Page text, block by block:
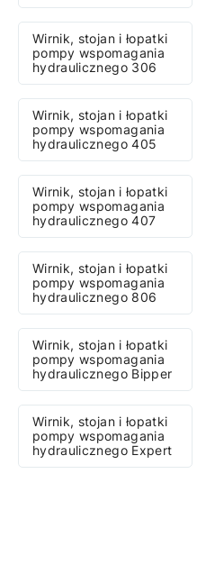
Wirnik, stojan i łopatki
pompy wspomagania
hydraulicznego 306
Wirnik, stojan i łopatki
pompy wspomagania
hydraulicznego 405
Wirnik, stojan i łopatki
pompy wspomagania
hydraulicznego 407
Wirnik, stojan i łopatki
pompy wspomagania
hydraulicznego 806
Wirnik, stojan i łopatki
pompy wspomagania
hydraulicznego Bipper
Wirnik, stojan i łopatki
pompy wspomagania
hydraulicznego Expert